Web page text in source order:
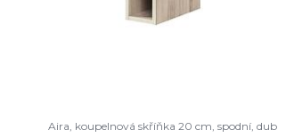
Aira, koupelnová skříňka 20 cm, spodní, dub